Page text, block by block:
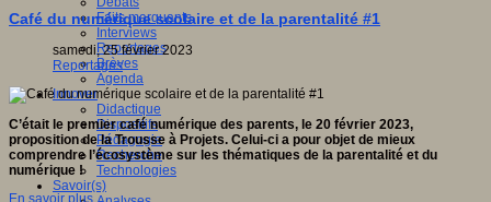
Faits marquants
Interviews
Reportages
Brèves
Agenda
Innover
Didactique
Dispositifs
Pédagogie
Recherche
Technologies
Savoir(s)
Café du numérique scolaire et de la parentalité #1
samedi, 25 février 2023
Reportages
C’était le premier café numérique des parents, le 20 février 2023,
proposition de la Trousse à Projets. Celui-ci a pour objet de mieux
comprendre l’écosystème sur les thématiques de la parentalité et du
numérique !
En savoir plus...